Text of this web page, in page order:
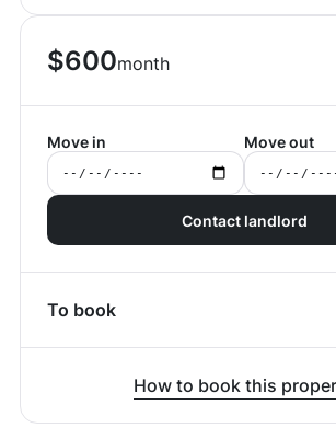
$600month
Move in Move out
Contact landlord
To book
How to book this